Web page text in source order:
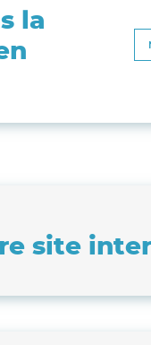
la
site